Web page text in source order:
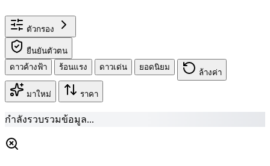
ตัวกรอง
ยืนยันตัวตน
ดาวค้างฟ้า
ร้อนแรง ดาวเด่น ยอดนิยม
ล้างค่า
มาใหม่ ราคา
กำลังรวบรวมข้อมูล...